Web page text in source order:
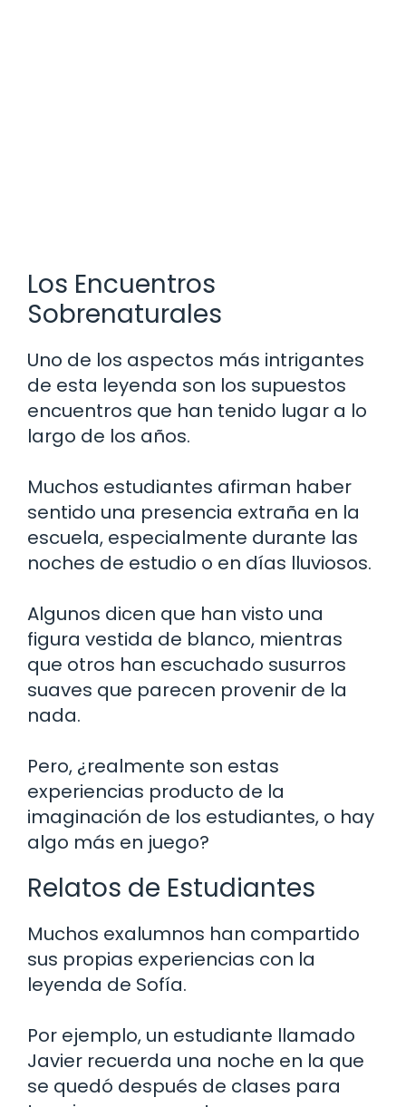
Los Encuentros
Sobrenaturales
Uno de los aspectos más intrigantes
de esta leyenda son los supuestos
encuentros que han tenido lugar a lo
largo de los años.
Muchos estudiantes afirman haber
sentido una presencia extraña en la
escuela, especialmente durante las
noches de estudio o en días lluviosos.
Algunos dicen que han visto una
figura vestida de blanco, mientras
que otros han escuchado susurros
suaves que parecen provenir de la
nada.
Pero, ¿realmente son estas
experiencias producto de la
imaginación de los estudiantes, o hay
algo más en juego?
Relatos de Estudiantes
Muchos exalumnos han compartido
sus propias experiencias con la
leyenda de Sofía.
Por ejemplo, un estudiante llamado
Javier recuerda una noche en la que
se quedó después de clases para